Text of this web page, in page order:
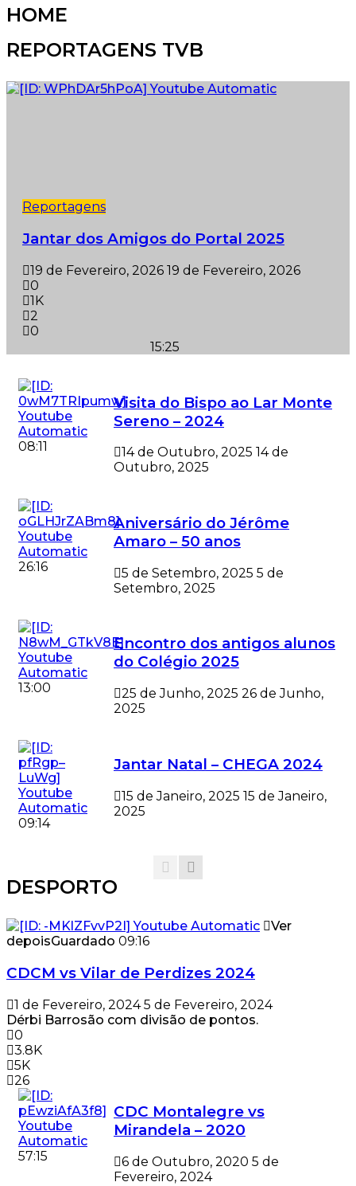
HOME
REPORTAGENS TVB
15:25
Reportagens
Jantar dos Amigos do Portal 2025
19 de Fevereiro, 2026 19 de Fevereiro, 2026
0
1K
2
0
08:11
Visita do Bispo ao Lar Monte
Sereno – 2024
14 de Outubro, 2025 14 de
Outubro, 2025
26:16
Aniversário do Jérôme
Amaro – 50 anos
5 de Setembro, 2025 5 de
Setembro, 2025
13:00
Encontro dos antigos alunos
do Colégio 2025
25 de Junho, 2025 26 de Junho,
2025
09:14
Jantar Natal – CHEGA 2024
15 de Janeiro, 2025 15 de Janeiro,
2025
DESPORTO
Ver
depoisGuardado 09:16
CDCM vs Vilar de Perdizes 2024
1 de Fevereiro, 2024 5 de Fevereiro, 2024
Dérbi Barrosão com divisão de pontos.
0
3.8K
5K
26
57:15
CDC Montalegre vs
Mirandela – 2020
6 de Outubro, 2020 5 de
Fevereiro, 2024